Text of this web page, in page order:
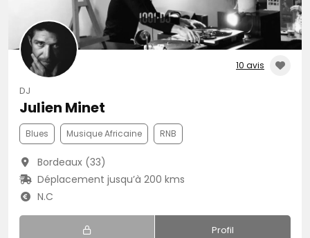
10 avis
DJ
Julien Minet
Blues Musique Africaine RNB
Bordeaux (33)
Déplacement jusqu’à 200 kms
N.C
Profil